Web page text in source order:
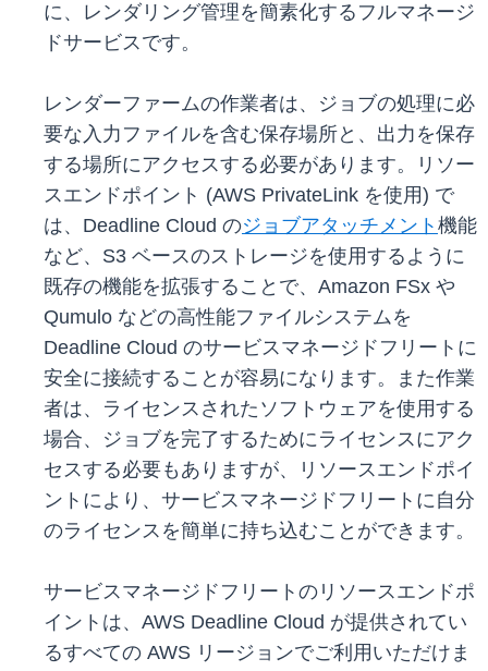
に、レンダリング管理を簡素化するフルマネージ
ドサービスです。
レンダーファームの作業者は、ジョブの処理に必
要な入力ファイルを含む保存場所と、出力を保存
する場所にアクセスする必要があります。リソー
スエンドポイント (AWS PrivateLink を使用) で
は、Deadline Cloud のジョブアタッチメント 機能
など、S3 ベースのストレージを使用するように
既存の機能を拡張することで、Amazon FSx や
Qumulo などの高性能ファイルシステムを
Deadline Cloud のサービスマネージドフリートに
安全に接続することが容易になります。また作業
者は、ライセンスされたソフトウェアを使用する
場合、ジョブを完了するためにライセンスにアク
セスする必要もありますが、リソースエンドポイ
ントにより、サービスマネージドフリートに自分
のライセンスを簡単に持ち込むことができます。
サービスマネージドフリートのリソースエンドポ
イントは、AWS Deadline Cloud が提供されてい
るすべての AWS リージョンでご利用いただけま